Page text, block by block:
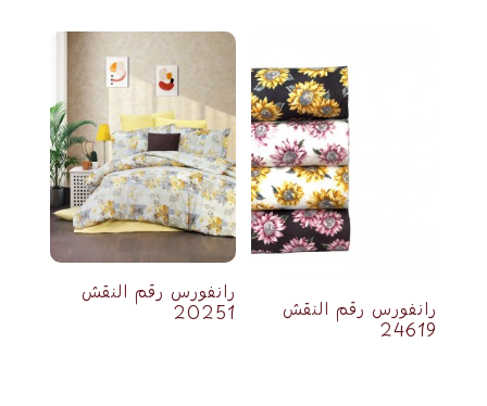
رانفورس رقم النقش
24619
رانفورس رقم النقش
20251